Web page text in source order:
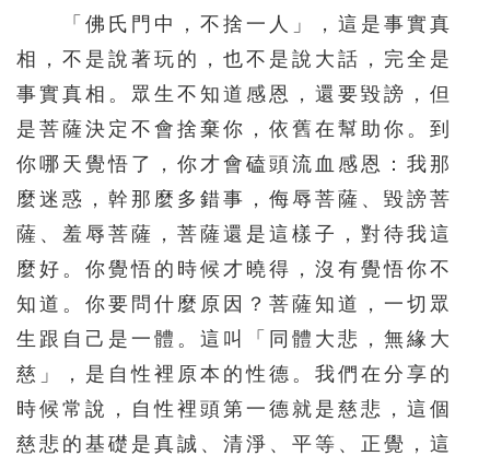
「佛氏門中，不捨一人」，這是事實真
相，不是說著玩的，也不是說大話，完全是
事實真相。眾生不知道感恩，還要毀謗，但
是菩薩決定不會捨棄你，依舊在幫助你。到
你哪天覺悟了，你才會磕頭流血感恩：我那
麼迷惑，幹那麼多錯事，侮辱菩薩、毀謗菩
薩、羞辱菩薩，菩薩還是這樣子，對待我這
麼好。你覺悟的時候才曉得，沒有覺悟你不
知道。你要問什麼原因？菩薩知道，一切眾
生跟自己是一體。這叫「同體大悲，無緣大
慈」，是自性裡原本的性德。我們在分享的
時候常說，自性裡頭第一德就是慈悲，這個
慈悲的基礎是真誠、清淨、平等、正覺，這